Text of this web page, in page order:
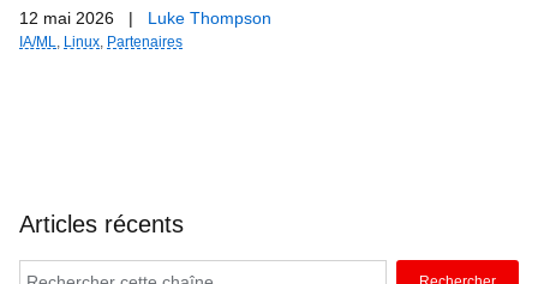
12 mai 2026 | Luke Thompson
IA/ML, Linux, Partenaires
Articles récents